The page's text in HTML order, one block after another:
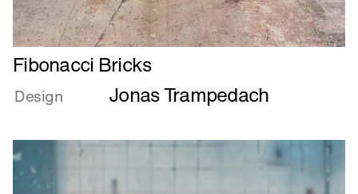
Læs
mere
om
Fibonacci Bricks
Design Jonas Trampedach